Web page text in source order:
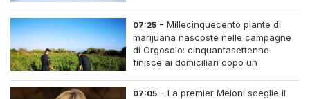
07:25 -Millecinquecento piante di
marijuana nascoste nelle campagne
di Orgosolo: cinquantasettenne
finisce ai domiciliari dopo un
07:05 -La premier Meloni sceglie il